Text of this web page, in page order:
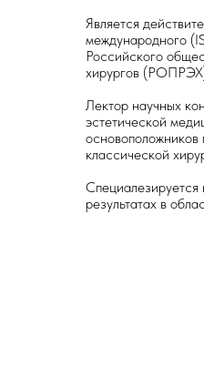
Является
международного
Российского
хирургов
Лектор научных
эстетической
основоположников
классической
Специалезируется
результатах в